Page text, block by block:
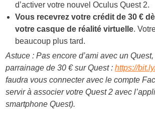
d’activer votre nouvel Oculus Quest 2.
Vous recevrez votre crédit de 30 €
votre casque de réalité virtuelle.
beaucoup plus tard.
Astuce : Pas encore d’ami avec un
parrainage de 30 € sur Quest :https://
faudra vous connecter avec le compte
servir à associer votre Quest 2 avec
smartphone Quest).